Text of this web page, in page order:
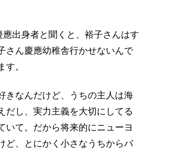
出身者と聞くと、裕子さんはす
さん慶應幼稚舎行かせないんで
。
きなんだけど、うちの主人は海
だし、実力主義を大切にしてる
いて。だから将来的にニューヨ
ど、とにかく小さなうちからバ